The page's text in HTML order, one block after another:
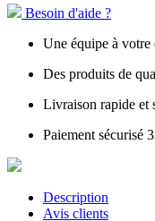
Besoin d'aide ?
Une équipe à votre
Des produits de
Livraison rapide et
Paiement sécurisé
Description
Avis clients